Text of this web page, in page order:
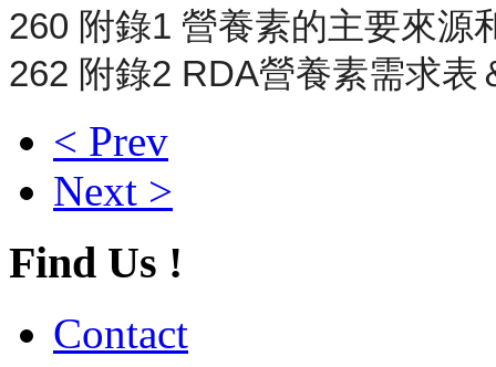
260 附錄1 營養素的主要來源
262 附錄2 RDA營養素需求表
< Prev
Next >
Find Us !
Contact